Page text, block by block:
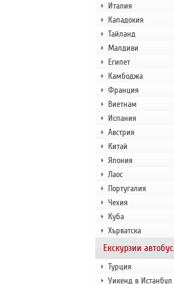
Италия
Кападокия
Тайланд
Малдиви
Египет
Камбоджа
Франция
Виетнам
Испания
Австрия
Китай
Япония
Лаос
Португалия
Чехия
Куба
Хърватска
Екскурзии автобус
Турция
Уикенд в Истанбул